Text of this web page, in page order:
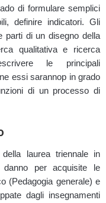
di formulare semplici
definire indicatori. Gli
parti di un disegno della
qualitativa e ricerca
le principali
essi sarannop in grado
di un processo di
laurea triennale in
danno per acquisite le
(Pedagogia generale) e
dagli insegnamenti